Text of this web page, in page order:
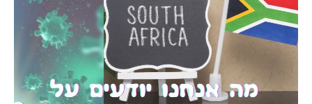
יודעים
על
המוטציה
לאור